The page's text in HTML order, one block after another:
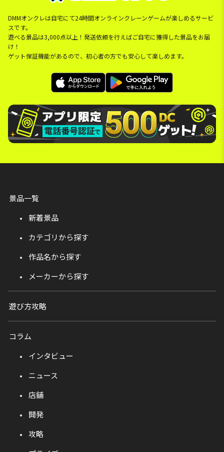
DMMオンクレは自宅にて24時間オンラインクレーンゲームが楽しめるサービ
スです。
遊べる景品は3,000点以上！発送依頼を行えばご自宅に獲得した景品をお届
け！
ゲット保証機能があるので、初心者の方でも安心して楽しめます。
景品一覧
新着景品
カテゴリから探す
作品名から探す
メーカーから探す
遊び方攻略
コラム
インタビュー
ニュース
店舗
開発
攻略